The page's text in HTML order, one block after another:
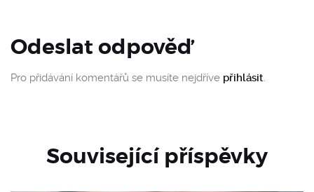
Odeslat odpověď
Pro přidávání komentářů se musíte nejdříve přihlásit.
Související příspěvky